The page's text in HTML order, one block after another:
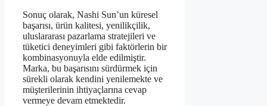
Sonuç olarak, Nashi Sun’un küresel
başarısı, ürün kalitesi, yenilikçilik,
uluslararası pazarlama stratejileri ve
tüketici deneyimleri gibi faktörlerin bir
kombinasyonuyla elde edilmiştir.
Marka, bu başarısını sürdürmek için
sürekli olarak kendini yenilemekte ve
müşterilerinin ihtiyaçlarına cevap
vermeye devam etmektedir.